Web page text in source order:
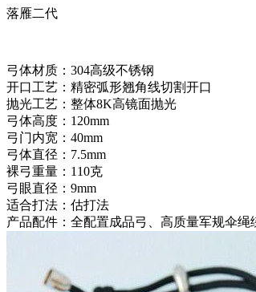
落雁二代
弓体材质：304高级不锈钢
开口工艺：精密弧形翘角线切割开口
抛光工艺：整体8K高镜面抛光
弓体高度：120mm
弓门内宽：40mm
弓体直径：7.5mm
裸弓重量：110克
弓眼直径：9mm
适合打法：估打法
产品配件：全配置成品弓、高质量军规伞